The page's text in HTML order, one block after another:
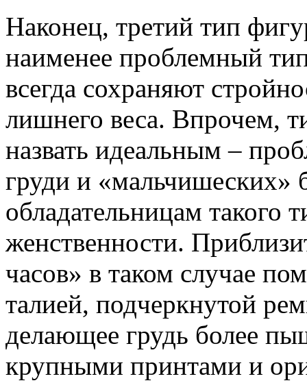
Наконец, третий тип
наименее проблемный
всегда сохраняют
лишнего веса. Впрочем,
назвать идеальным –
груди и «мальчишеских»
обладательницам такого
женственности.
часов» в таком случае
талией, подчеркнутой
делающее грудь более
крупными принтами и